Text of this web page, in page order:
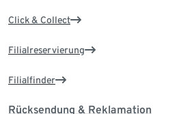
Click & Collect
Filialreservierung
Filialfinder
Rücksendung & Reklamation